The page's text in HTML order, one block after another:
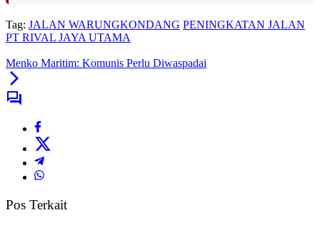
Tag: JALAN WARUNGKONDANG PENINGKATAN JALAN
PT RIVAL JAYA UTAMA
Menko Maritim: Komunis Perlu Diwaspadai
Pos Terkait